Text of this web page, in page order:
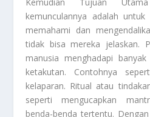
kemunculannya adalah
memahami dan
tidak bisa mereka jelaskan.
manusia menghadapi
ketakutan. Contohnya
kelaparan. Ritual atau
seperti mengucapkan
benda-benda tertentu.